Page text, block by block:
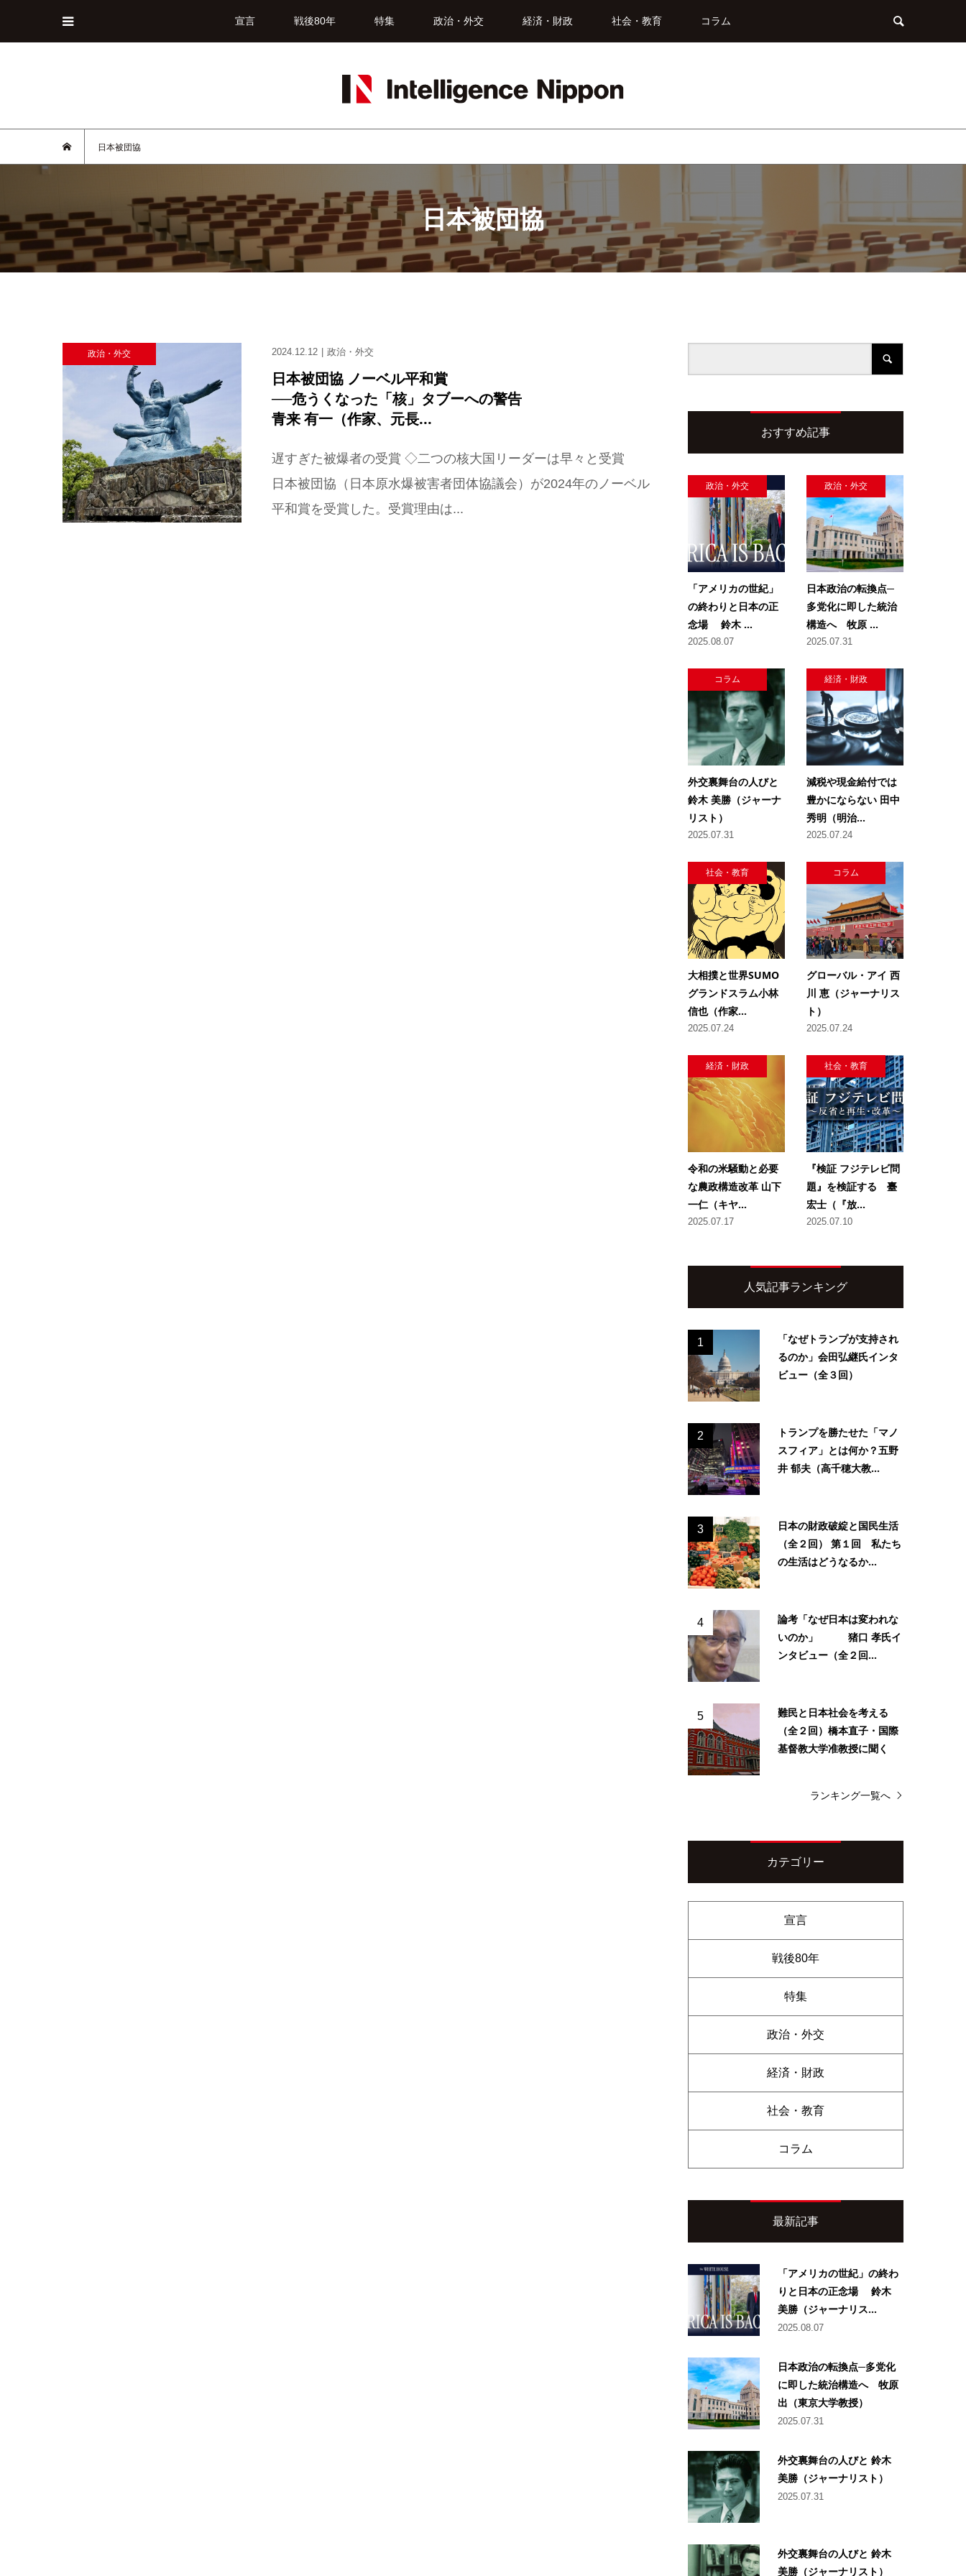
宣言 戦後80年 特集 政治・外交 経済・財政 社会・教育 コラム
日本被団協
日本被団協
政治・外交 2024.12.12 政治・外交
日本被団協 ノーベル平和賞
──危うくなった「核」タブーへの警告
青来 有一（作家、元長...
遅すぎた被爆者の受賞 ◇二つの核大国リーダーは早々と受賞
日本被団協（日本原水爆被害者団体協議会）が2024年のノーベル
平和賞を受賞した。受賞理由は...
おすすめ記事
政治・外交
「アメリカの世紀」
の終わりと日本の正
念場 鈴木 ...
2025.08.07
政治・外交
日本政治の転換点─
多党化に即した統治
構造へ 牧原 ...
2025.07.31
コラム
外交裏舞台の人びと
鈴木 美勝（ジャーナ
リスト）
2025.07.31
経済・財政
減税や現金給付では
豊かにならない 田中
秀明（明治...
2025.07.24
社会・教育
大相撲と世界SUMO
グランドスラム小林
信也（作家...
2025.07.24
コラム
グローバル・アイ 西
川 恵（ジャーナリス
ト）
2025.07.24
経済・財政
令和の米騒動と必要
な農政構造改革 山下
一仁（キヤ...
2025.07.17
社会・教育
『検証 フジテレビ問
題』を検証する 臺
宏士（『放...
2025.07.10
人気記事ランキング
1
「なぜトランプが支持され
るのか」会田弘継氏インタ
ビュー（全３回）
2
トランプを勝たせた「マノ
スフィア」とは何か？五野
井 郁夫（高千穂大教...
3
日本の財政破綻と国民生活
（全２回） 第１回 私たち
の生活はどうなるか...
4
論考「なぜ日本は変われな
いのか」 猪口 孝氏イ
ンタビュー（全２回...
5
難民と日本社会を考える
（全２回）橋本直子・国際
基督教大学准教授に聞く
ランキング一覧へ
カテゴリー
宣言
戦後80年
特集
政治・外交
経済・財政
社会・教育
コラム
最新記事
「アメリカの世紀」の終わ
りと日本の正念場 鈴木
美勝（ジャーナリス...
2025.08.07
日本政治の転換点─多党化
に即した統治構造へ 牧原
出（東京大学教授）
2025.07.31
外交裏舞台の人びと 鈴木
美勝（ジャーナリスト）
2025.07.31
外交裏舞台の人びと 鈴木
美勝（ジャーナリスト）